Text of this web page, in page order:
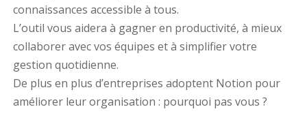
connaissances accessible à tous.
L’outil vous aidera à gagner en productivité, à mieux
collaborer avec vos équipes et à simplifier votre
gestion quotidienne.
De plus en plus d’entreprises adoptent Notion pour
améliorer leur organisation : pourquoi pas vous ?